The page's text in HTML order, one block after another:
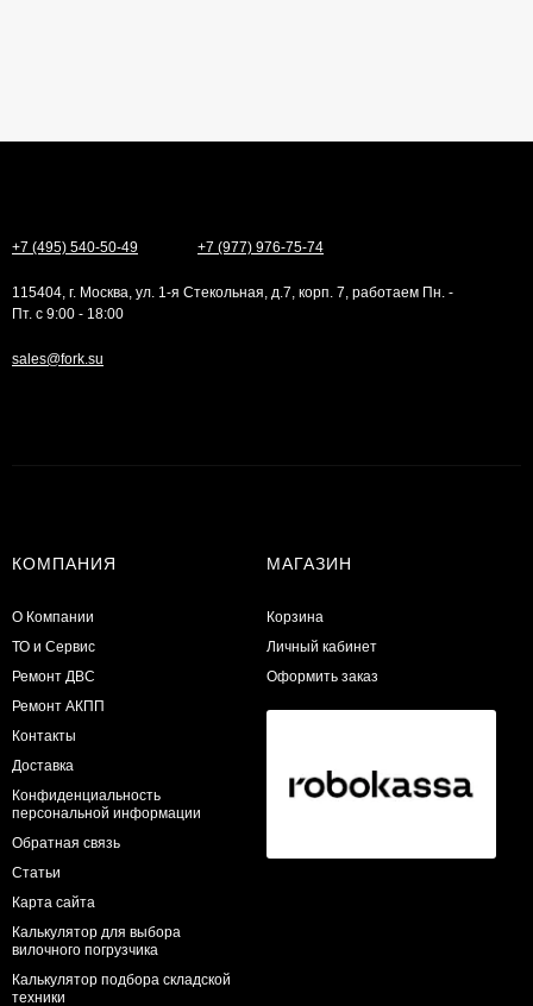
+7 (495) 540-50-49 +7 (977) 976-75-74
115404, г. Москва, ул. 1-я Стекольная, д.7, корп. 7, работаем Пн. -
Пт. с 9:00 - 18:00
sales@fork.su
КОМПАНИЯ
О Компании
ТО и Сервис
​Ремонт ДВС
Ремонт АКПП
Контакты
Доставка
Конфиденциальность
персональной информации
Обратная связь
Статьи
Карта сайта
Калькулятор для выбора
вилочного погрузчика
Калькулятор подбора складской
техники
МАГАЗИН
Корзина
Личный кабинет
Оформить заказ